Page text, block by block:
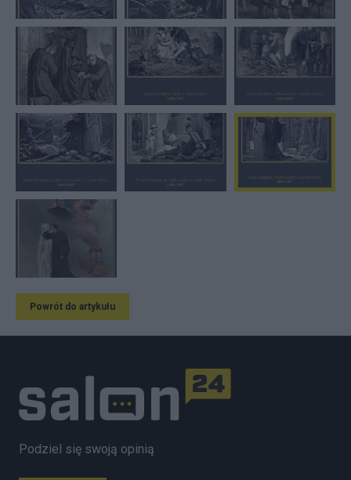
Powrót do artykułu
Podziel się swoją opinią